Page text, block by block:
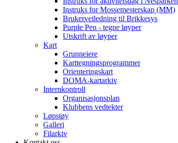
Instruks for Mossemesterskap (MM)
Brukerveiledning til Brikkesys
Purple Pen - tegne løyper
Utskrift av løyper
Kart
Grunneiere
Karttegningsprogrammer
Orienteringskart
DOMA-kartarkiv
Internkontroll
Organisasjonsplan
Klubbens vedtekter
Løpstøy
Galleri
Filarkiv